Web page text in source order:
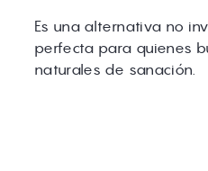
Es una alternativa no
perfecta para quienes
naturales de sanación.